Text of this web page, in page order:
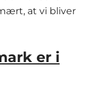
at vi bliver
er i